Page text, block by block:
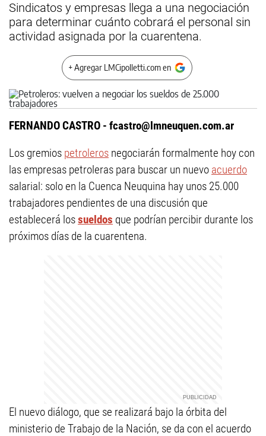
Sindicatos y empresas llega a una negociación
para determinar cuánto cobrará el personal sin
actividad asignada por la cuarentena.
+ Agregar LMCipolletti.com en
FERNANDO CASTRO - fcastro@lmneuquen.com.ar
Los gremios petroleros negociarán formalmente hoy con
las empresas petroleras para buscar un nuevo acuerdo
salarial: solo en la Cuenca Neuquina hay unos 25.000
trabajadores pendientes de una discusión que
establecerá lossueldos que podrían percibir durante los
próximos días de la cuarentena.
El nuevo diálogo, que se realizará bajo la órbita del
ministerio de Trabajo de la Nación, se da con el acuerdo